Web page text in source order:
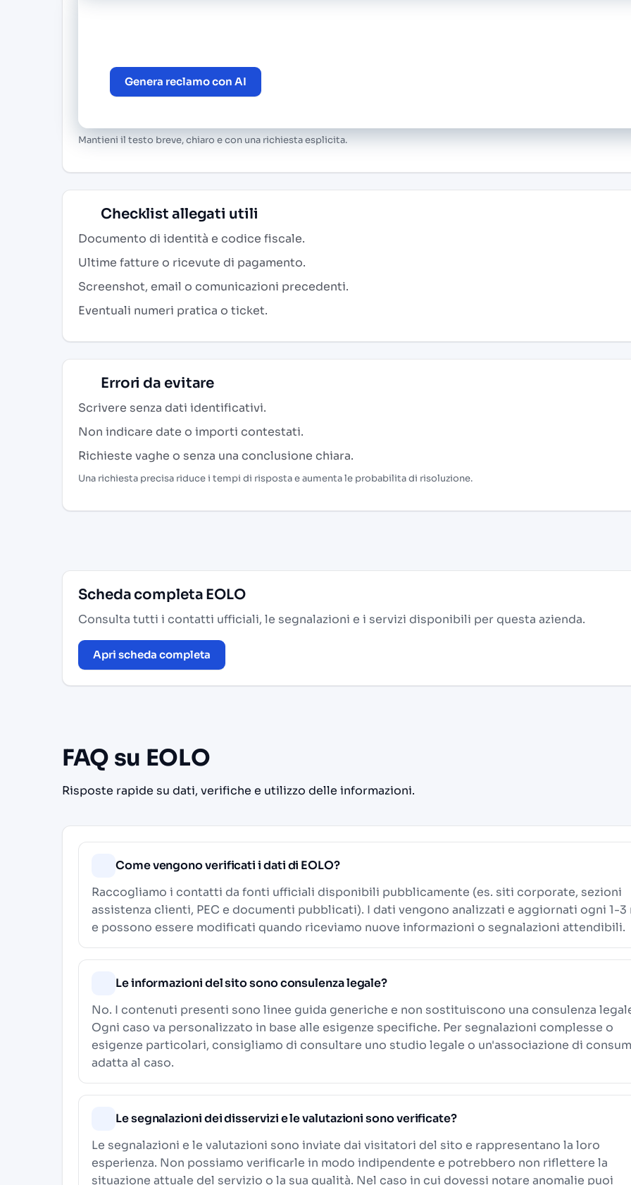
Genera reclamo con AI
Mantieni il testo breve, chiaro e con una richiesta esplicita.
Checklist allegati utili
Documento di identità e codice fiscale.
Ultime fatture o ricevute di pagamento.
Screenshot, email o comunicazioni precedenti.
Eventuali numeri pratica o ticket.
Errori da evitare
Scrivere senza dati identificativi.
Non indicare date o importi contestati.
Richieste vaghe o senza una conclusione chiara.
Una richiesta precisa riduce i tempi di risposta e aumenta le probabilita di risoluzione.
Scheda completa EOLO
Consulta tutti i contatti ufficiali, le segnalazioni e i servizi disponibili per questa azienda.
Apri scheda completa
FAQ su EOLO
Risposte rapide su dati, verifiche e utilizzo delle informazioni.
Come vengono verificati i dati di EOLO?
Raccogliamo i contatti da fonti ufficiali disponibili pubblicamente (es. siti corporate, sezioni
assistenza clienti, PEC e documenti pubblicati). I dati vengono analizzati e aggiornati ogni 1-3
e possono essere modificati quando riceviamo nuove informazioni o segnalazioni attendibili.
Le informazioni del sito sono consulenza legale?
No. I contenuti presenti sono linee guida generiche e non sostituiscono una consulenza
Ogni caso va personalizzato in base alle esigenze specifiche. Per segnalazioni complesse o
esigenze particolari, consigliamo di consultare uno studio legale o un'associazione di
adatta al caso.
Le segnalazioni dei disservizi e le valutazioni sono verificate?
Le segnalazioni e le valutazioni sono inviate dai visitatori del sito e rappresentano la loro
esperienza. Non possiamo verificarle in modo indipendente e potrebbero non riflettere la
situazione attuale del servizio o la sua qualità. Nel caso in cui dovessi notare anomalie puoi